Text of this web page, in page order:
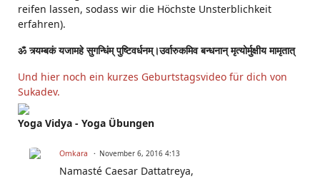
reifen lassen, sodass wir die Höchste Unsterblichkeit
erfahren).
ॐ त्र्यम्बकं यजामहे सुगन्धिंम् पुष्टिवर्धनम्।उर्वारुकमिव बन्धनान् मृत्योर्मुक्षीय मामृतात्
Und hier noch ein kurzes Geburtstagsvideo für dich von
Sukadev.
Yoga Vidya - Yoga Übungen
Omkara November 6, 2016 4:13
Namasté Caesar Dattatreya,